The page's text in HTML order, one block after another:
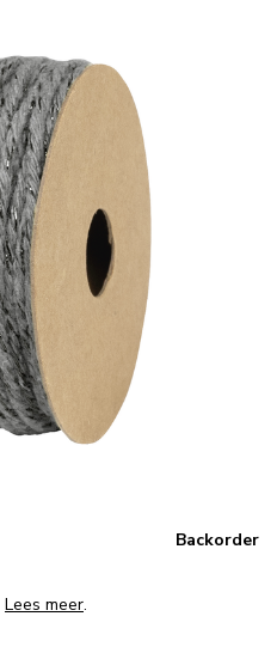
Backorder
Lees meer.